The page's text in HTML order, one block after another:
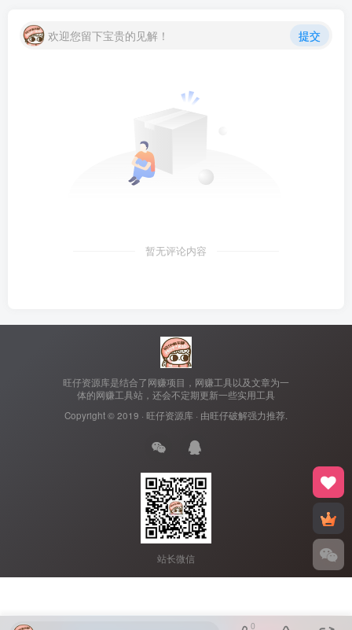
欢迎您留下宝贵的见解！ 提交
暂无评论内容
旺仔资源库是结合了网赚项目，网赚工具以及文章为一
体的网赚工具站，还会不定期更新一些实用工具
Copyright © 2019 · 旺仔资源库 · 由旺仔破解强力推荐.
站长微信
0